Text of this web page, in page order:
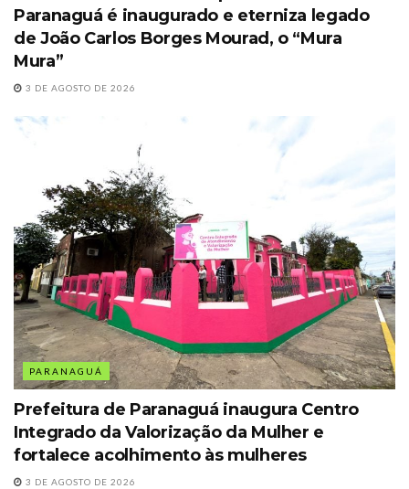
Paranaguá é inaugurado e eterniza legado
de João Carlos Borges Mourad, o “Mura
Mura”
3 DE AGOSTO DE 2026
PARANAGUÁ
Prefeitura de Paranaguá inaugura Centro
Integrado da Valorização da Mulher e
fortalece acolhimento às mulheres
3 DE AGOSTO DE 2026